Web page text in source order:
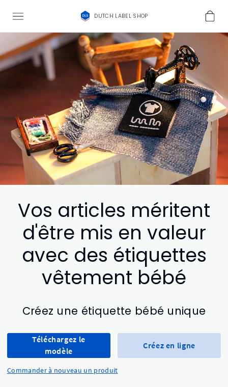
DUTCH LABEL SHOP
Vos articles méritent
d'être mis en valeur
avec des étiquettes
vêtement bébé
Créez une étiquette bébé unique
Téléchargez le
modèle
Créez en ligne
Commander à nouveau un produit